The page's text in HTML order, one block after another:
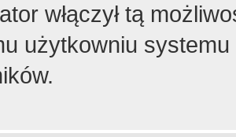
włączył tą
użytkowniu